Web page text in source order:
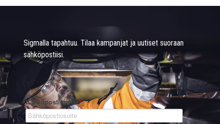
Sigmalla tapahtuu. Tilaa kampanjat ja uutiset suoraan
sähköpostiisi.